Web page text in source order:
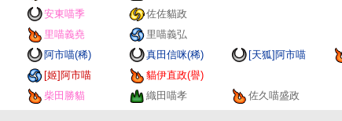
安東喵季
佐佐貓政
里喵義堯
里喵義弘
阿市喵(稀) 真田信咪(稀) [天狐]阿市喵
[姬]阿市喵
貓伊直政(譽)
柴田勝貓 織田喵孝 佐久喵盛政